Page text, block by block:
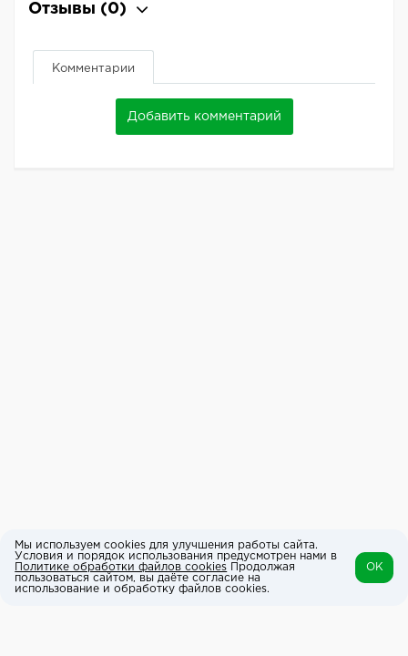
Отзывы (0)
Комментарии
Добавить комментарий
Мы используем cookies для улучшения работы сайта.
Условия и порядок использования предусмотрен нами в
Политике обработки файлов cookies Продолжая
пользоваться сайтом, вы даёте согласие на
использование и обработку файлов cookies.
OK